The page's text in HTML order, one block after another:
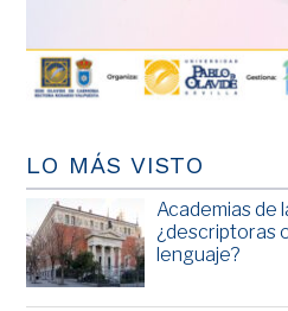
LO MÁS VISTO
Academias de
¿descriptoras
lenguaje?